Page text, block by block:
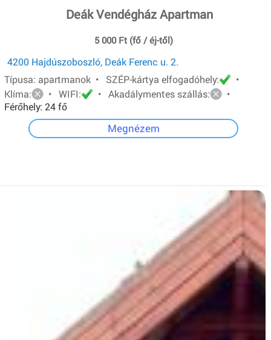
Deák Vendégház Apartman
5 000 Ft (fő / éj-től)
4200 Hajdúszoboszló, Deák Ferenc u. 2.
Típusa: apartmanok • SZÉP-kártya elfogadóhely:
•
Klíma:
• WIFI: • Akadálymentes szállás:
•
Férőhely: 24 fő
Megnézem